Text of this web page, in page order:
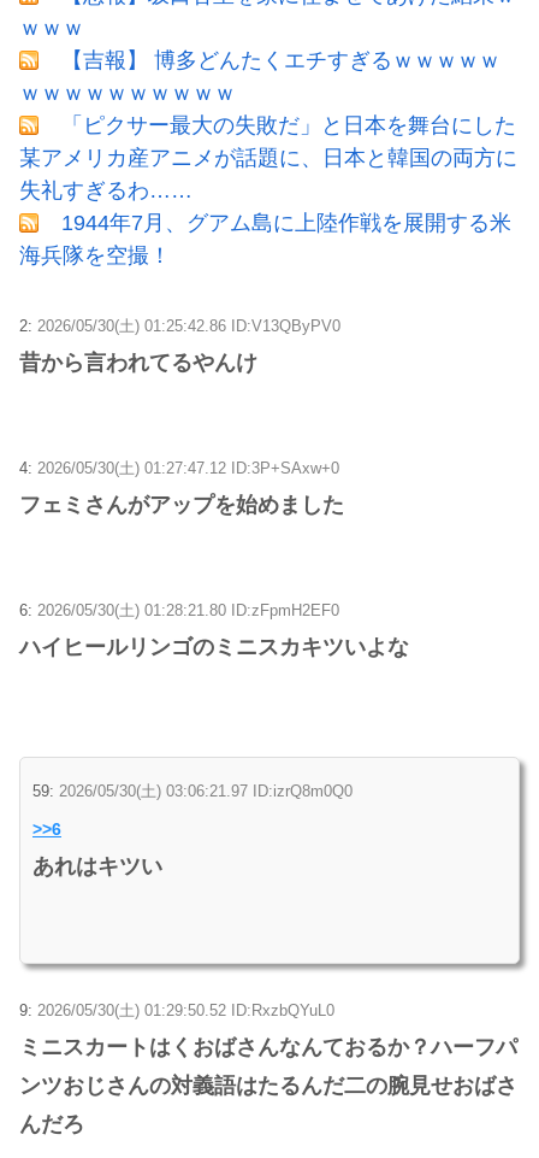
ｗｗｗ
【吉報】 博多どんたくエチすぎるｗｗｗｗｗ
ｗｗｗｗｗｗｗｗｗｗ
「ピクサー最大の失敗だ」と日本を舞台にした
某アメリカ産アニメが話題に、日本と韓国の両方に
失礼すぎるわ……
1944年7月、グアム島に上陸作戦を展開する米
海兵隊を空撮！
2: 2026/05/30(土) 01:25:42.86 ID:V13QByPV0
昔から言われてるやんけ
4: 2026/05/30(土) 01:27:47.12 ID:3P+SAxw+0
フェミさんがアップを始めました
6: 2026/05/30(土) 01:28:21.80 ID:zFpmH2EF0
ハイヒールリンゴのミニスカキツいよな
59: 2026/05/30(土) 03:06:21.97 ID:izrQ8m0Q0
>>6
あれはキツい
9: 2026/05/30(土) 01:29:50.52 ID:RxzbQYuL0
ミニスカートはくおばさんなんておるか？ハーフパ
ンツおじさんの対義語はたるんだ二の腕見せおばさ
んだろ